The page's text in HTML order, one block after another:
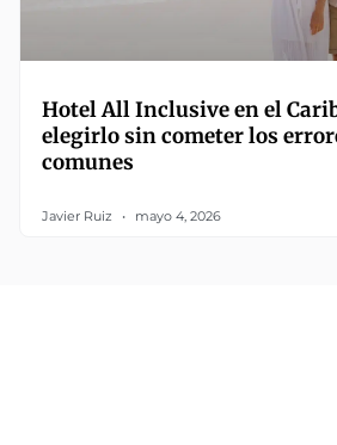
Hotel All Inclusive en el
elegirlo sin cometer los
comunes
Javier Ruiz mayo 4, 2026